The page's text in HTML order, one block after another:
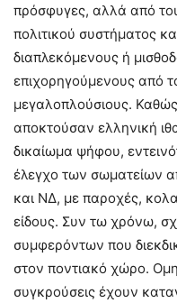
πρόσφυγες, αλλά από
πολιτικού συστήματος
διαπλεκόμενους ή
επιχορηγούμενους από
μεγαλοπλούσιους.
αποκτούσαν ελληνική
δικαίωμα ψήφου,
έλεγχο των σωματείων
και ΝΔ, με παροχές,
είδους. Συν τω χρόνω,
συμφερόντων που
στον ποντιακό χώρο.
συγκρούσεις έχουν